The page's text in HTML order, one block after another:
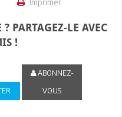
PARTAGEZ-LE AVEC
!
ABONNEZ-
VOUS